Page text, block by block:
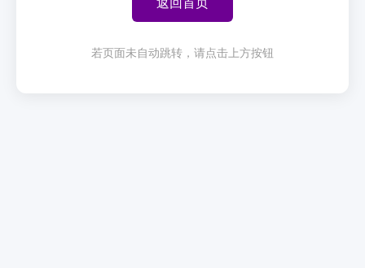
若页面未自动跳转，请点击上方按钮